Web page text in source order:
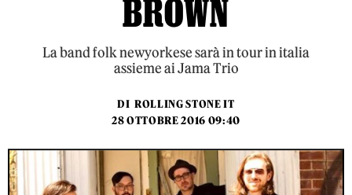
BROWN
La band folk newyorkese sarà in tour in italia
assieme ai Jama Trio
DI ROLLING STONE IT
28 OTTOBRE 2016 09:40